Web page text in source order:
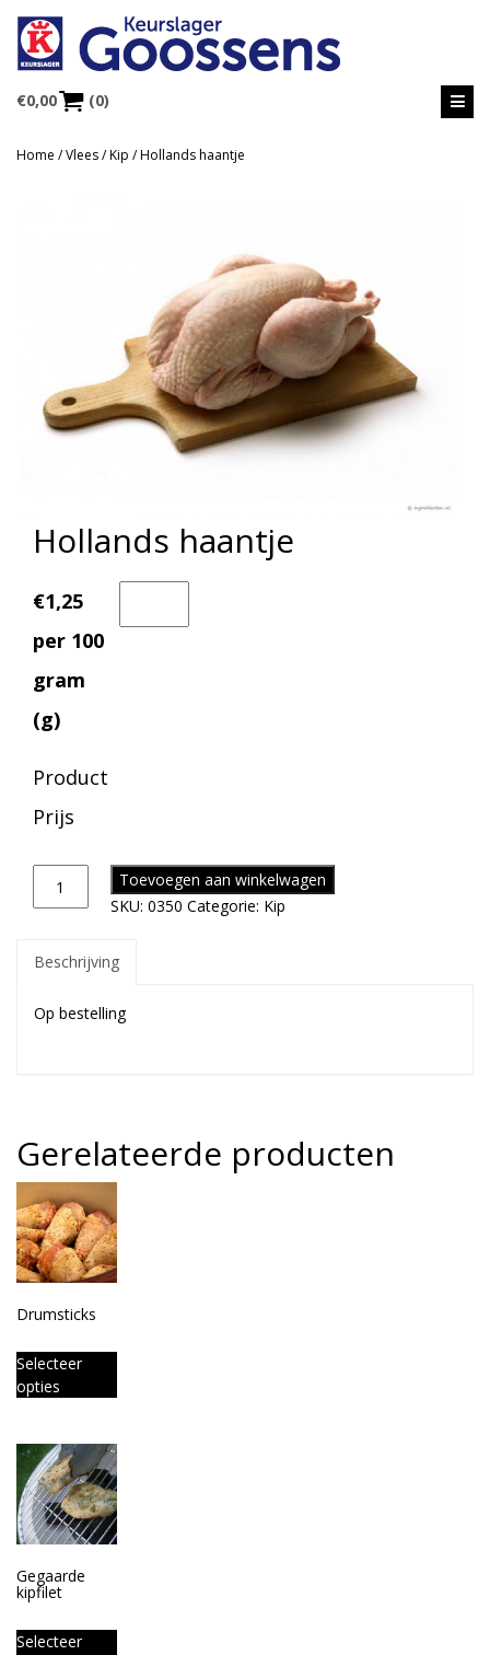
€0,00 (0)
Home /Vlees/Kip / Hollands haantje
Hollands haantje
€1,25
per 100
gram
(g)
Product
Prijs
Toevoegen aan winkelwagen
SKU: 0350 Categorie: Kip
Beschrijving
Op bestelling
Gerelateerde producten
Drumsticks
Selecteer
opties
Gegaarde
kipfilet
Selecteer